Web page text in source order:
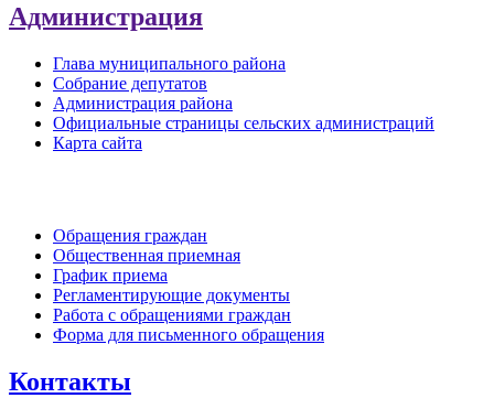
Администрация
Глава муниципального района
Собрание депутатов
Администрация района
Официальные страницы сельских администраций
Карта сайта
Обращения граждан
Общественная приемная
График приема
Регламентирующие документы
Работа с обращениями граждан
Форма для письменного обращения
Контакты